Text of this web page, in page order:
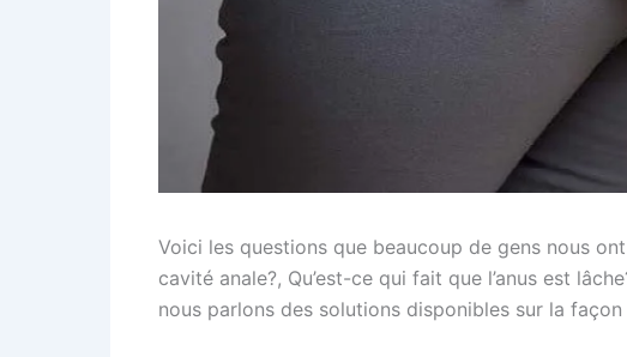
Voici les questions que beaucoup de gens nous
cavité anale?, Qu’est-ce qui fait que l’anus est
nous parlons des solutions disponibles sur la